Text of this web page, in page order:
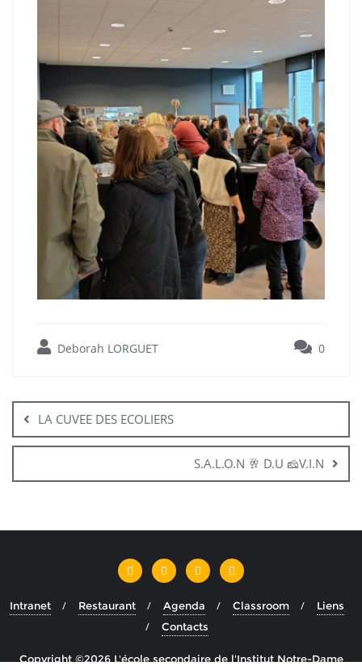
Deborah LORGUET 0
LA CUVEE DES ECOLIERS
S.A.L.O.N 🥂 D.U 🧀V.I.N
Intranet Restaurant Agenda Classroom
Liens
Contacts
Copyright ©2026 L'école secondaire de l'Institut Notre-Dame